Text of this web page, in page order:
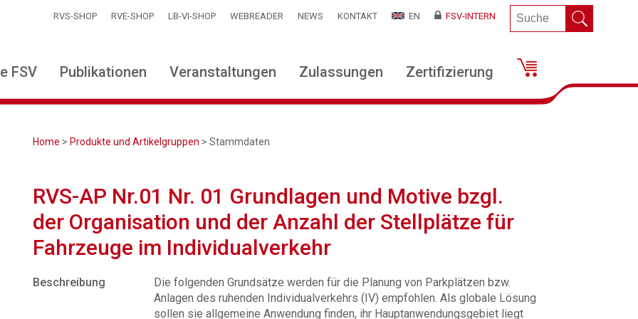
RVS-SHOP RVE-SHOP LB-VI-SHOP WEBREADER NEWS KONTAKT EN FSV-INTERN
FSV Publikationen Veranstaltungen Zulassungen Zertifizierung
Home > Produkte und Artikelgruppen > Stammdaten
RVS-AP Nr.01 Nr. 01 Grundlagen und Motive bzgl.
der Organisation und der Anzahl der Stellplätze für
Fahrzeuge im Individualverkehr
Beschreibung
Die folgenden Grundsätze werden für die Planung von Parkplätzen bzw.
Anlagen des ruhenden Individualverkehrs (IV) empfohlen. Als globale Lösung
sollen sie allgemeine Anwendung finden, ihr Hauptanwendungsgebiet liegt